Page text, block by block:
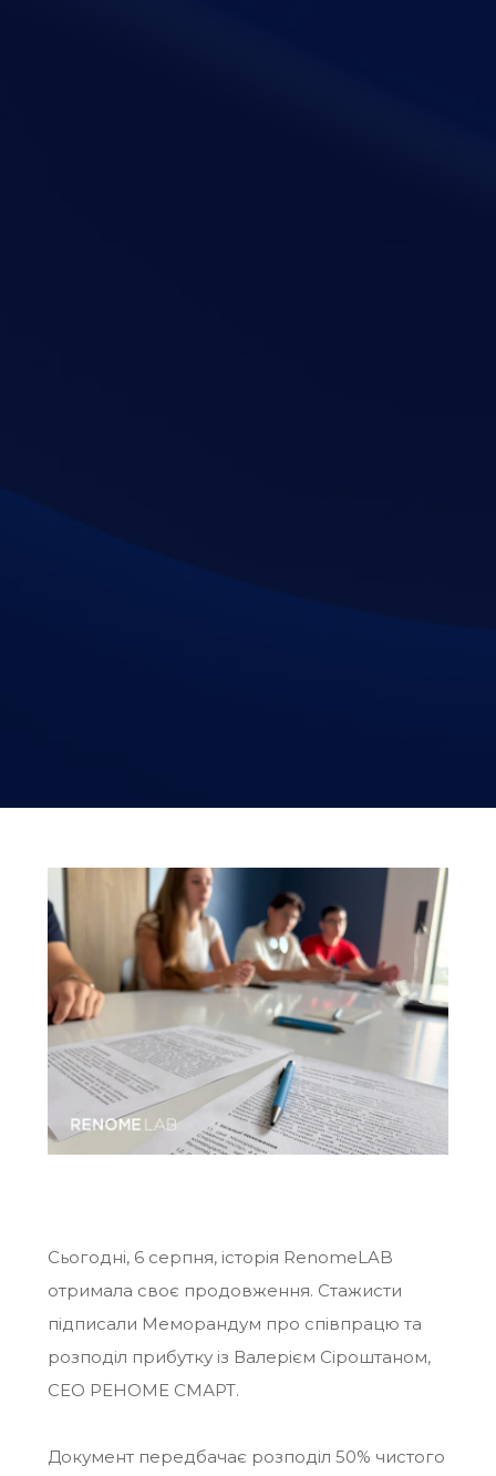
Сьогодні, 6 серпня, історія RenomeLAB
отримала своє продовження. Стажисти
підписали Меморандум про співпрацю та
розподіл прибутку із Валерієм Сіроштаном,
CEO РЕНОМЕ СМАРТ.
Документ передбачає розподіл 50% чистого